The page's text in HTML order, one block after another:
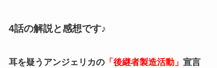
4話の解説と感想です♪
耳を疑うアンジェリカの「後継者製造活動」 宣言